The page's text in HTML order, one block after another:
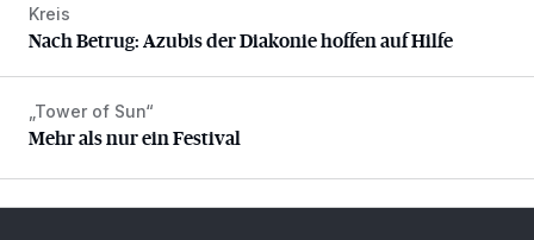
Nach Betrug: Azubis der Diakonie hoffen auf Hilfe
Kreis
Nach Betrug: Azubis der Diakonie hoffen auf Hilfe
Mehr als nur ein Festival
„Tower of Sun“
Mehr als nur ein Festival